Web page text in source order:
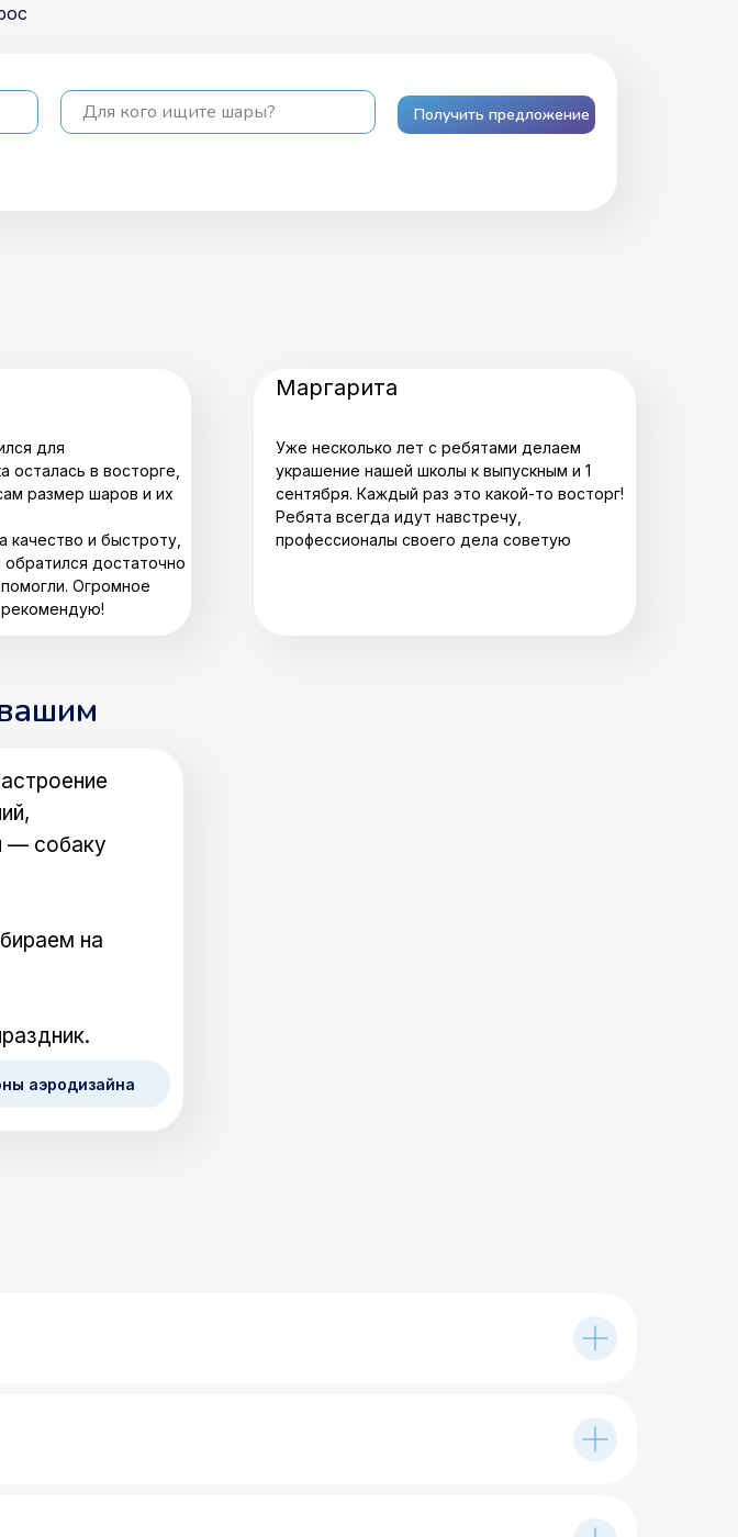
Для кого ищите шары? Получить предложение
Уже несколько лет с ребятами делаем
украшение нашей школы к выпускным и 1
сентября. Каждый раз это какой-то восторг!
Ребята всегда идут навстречу,
профессионалы своего дела советую
Маргарита
для
осталась в восторге,
размер шаров и их
качество и быстроту,
достаточно
Огромное
— собаку
на
аэродизайна